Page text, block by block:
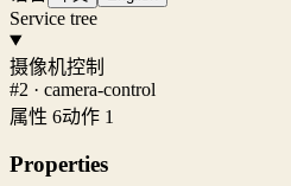
Service tree
摄像机控制
#2 · camera-control
属性 6动作 1
Properties